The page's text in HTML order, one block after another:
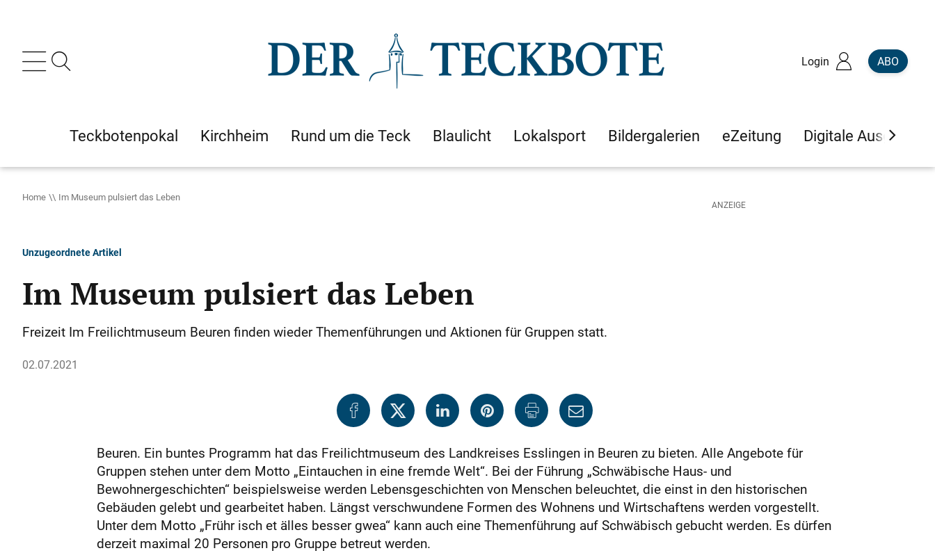
Login ABO
Teckbotenpokal Kirchheim Rund um die Teck Blaulicht Lokalsport Bildergalerien eZeitung Digitale Ausgaben
Home Im Museum pulsiert das Leben
Unzugeordnete Artikel
Im Museum pulsiert das Leben
Freizeit Im Freilichtmuseum Beuren finden wieder Themenführungen und Aktionen für Gruppen statt.
02.07.2021
Beuren. Ein buntes Programm hat das Freilichtmuseum des Landkreises Esslingen in Beuren zu bieten. Alle Angebote für
Gruppen stehen unter dem Motto „Eintauchen in eine fremde Welt“. Bei der Führung „Schwäbische Haus- und
Bewohnergeschichten“ beispielsweise werden Lebensgeschichten von Menschen beleuchtet, die einst in den historischen
Gebäuden gelebt und gearbeitet haben. Längst verschwundene Formen des Wohnens und Wirtschaftens werden vorgestellt.
Unter dem Motto „Frühr isch et älles besser gwea“ kann auch eine Themenführung auf Schwäbisch gebucht werden. Es dürfen
derzeit maximal 20 Personen pro Gruppe betreut werden.